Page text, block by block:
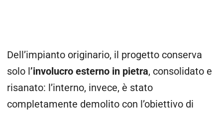
Dell’impianto originario, il progetto conserva
solo l ’involucro esterno in pietra, consolidato e
risanato: l’interno, invece, è stato
completamente demolito con l’obiettivo di